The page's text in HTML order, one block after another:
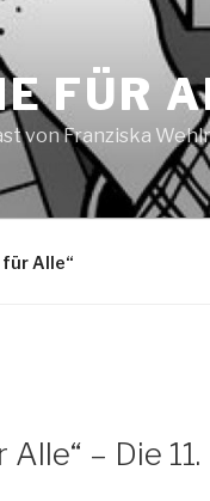
FÜR
von Franziska
Alle“
– Die